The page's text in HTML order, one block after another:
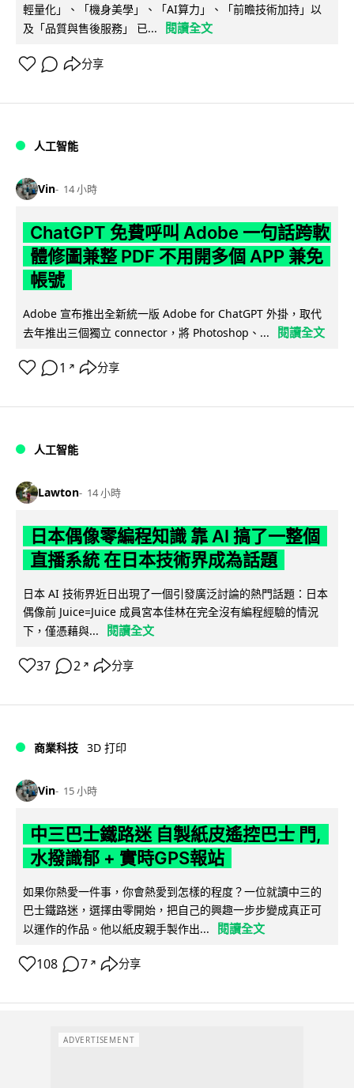
輕量化」、「機身美學」、「AI算力」、「前瞻技術加持」以
及「品質與售後服務」 已...
閱讀全文
分享
人工智能
Vin 14 小時
ChatGPT 免費呼叫 Adobe 一句話跨軟
體修圖兼整 PDF 不用開多個 APP 兼免
帳號
Adobe 宣布推出全新統一版 Adobe for ChatGPT 外掛，取代
去年推出三個獨立 connector，將 Photoshop、...
閱讀全文
1 ↗ 分享
人工智能
Lawton 14 小時
日本偶像零編程知識 靠 AI 搞了一整個
直播系統 在日本技術界成為話題
日本 AI 技術界近日出現了一個引發廣泛討論的熱門話題：日本
偶像前 Juice=Juice 成員宮本佳林在完全沒有編程經驗的情況
下，僅憑藉與...
閱讀全文
37 2 ↗ 分享
商業科技 3D 打印
Vin 15 小時
中三巴士鐵路迷 自製紙皮遙控巴士 門,
水撥識郁 + 實時GPS報站
如果你熱愛一件事，你會熱愛到怎樣的程度？一位就讀中三的
巴士鐵路迷，選擇由零開始，把自己的興趣一步步變成真正可
以運作的作品。他以紙皮親手製作出...
閱讀全文
108 7 ↗ 分享
ADVERTISEMENT